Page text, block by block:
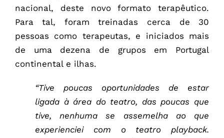
nacional, deste novo formato terapêutico.
Para tal, foram treinadas cerca de 30
pessoas como terapeutas, e iniciados mais
de uma dezena de grupos em Portugal
continental e ilhas.
“Tive poucas oportunidades de estar
ligada à área do teatro, das poucas que
tive, nenhuma se assemelha ao que
experienciei com o teatro playback.